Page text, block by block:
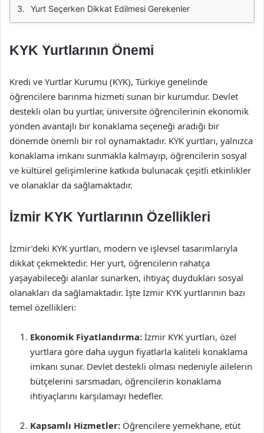
Yurt Seçerken Dikkat Edilmesi Gerekenler
KYK Yurtlarının Önemi
Kredi ve Yurtlar Kurumu (KYK), Türkiye genelinde
öğrencilere barınma hizmeti sunan bir kurumdur. Devlet
destekli olan bu yurtlar, üniversite öğrencilerinin ekonomik
yönden avantajlı bir konaklama seçeneği aradığı bir
dönemde önemli bir rol oynamaktadır. KYK yurtları, yalnızca
konaklama imkanı sunmakla kalmayıp, öğrencilerin sosyal
ve kültürel gelişimlerine katkıda bulunacak çeşitli etkinlikler
ve olanaklar da sağlamaktadır.
İzmir KYK Yurtlarının Özellikleri
İzmir’deki KYK yurtları, modern ve işlevsel tasarımlarıyla
dikkat çekmektedir. Her yurt, öğrencilerin rahatça
yaşayabileceği alanlar sunarken, ihtiyaç duydukları sosyal
olanakları da sağlamaktadır. İşte İzmir KYK yurtlarının bazı
temel özellikleri:
Ekonomik Fiyatlandırma: İzmir KYK yurtları, özel
yurtlara göre daha uygun fiyatlarla kaliteli konaklama
imkanı sunar. Devlet destekli olması nedeniyle ailelerin
bütçelerini sarsmadan, öğrencilerin konaklama
ihtiyaçlarını karşılamayı hedefler.
Kapsamlı Hizmetler: Öğrencilere yemekhane, etüt